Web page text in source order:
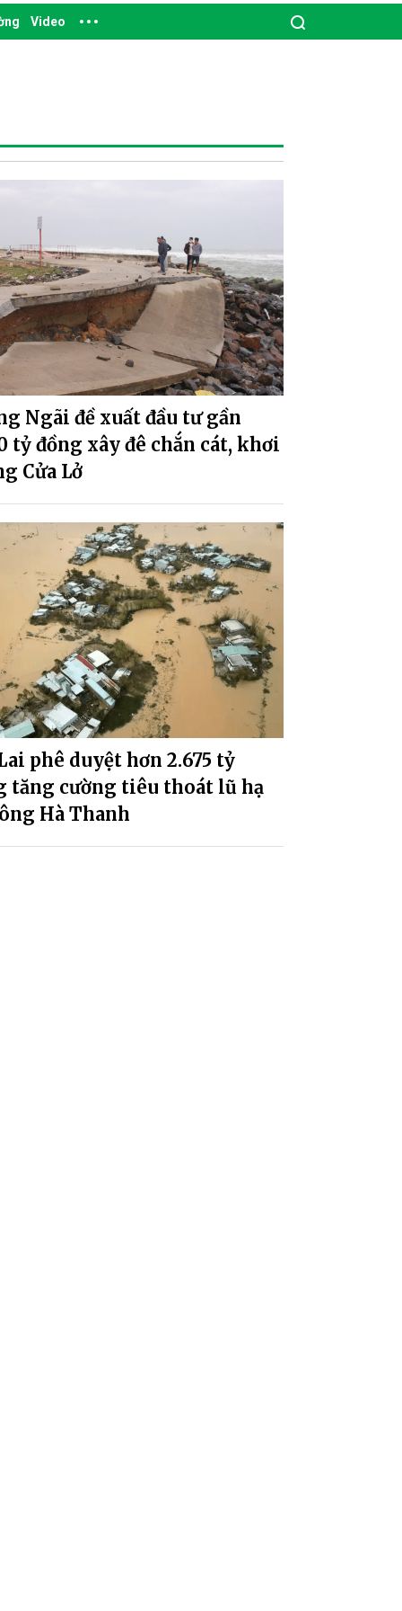
Video
Ngãi đề xuất đầu tư gần
tỷ đồng xây đê chắn cát, khơi
Cửa Lở
phê duyệt hơn 2.675 tỷ
tăng cường tiêu thoát lũ hạ
Hà Thanh